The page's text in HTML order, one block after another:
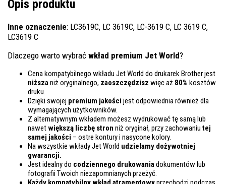
Opis produktu
Inne oznaczenie: LC3619C, LC 3619C, LC-3619 C, LC 3619 C,
LC3619 C
Dlaczego warto wybrać wkład premium Jet World?
Cena kompatybilnego wkładu Jet World do drukarek Brother jest
niższaniż oryginalnego, zaoszczędzisz więc aż 80% kosztów
druku.
Dzięki swojej premium jakości jest odpowiednia również dla
wymagających użytkowników.
Z alternatywnym wkładem możesz wydrukować tę samą lub
nawetwiększą liczbę stron niż oryginał, przy zachowaniu tej
samej jakości – ostre kontury i nasycone kolory.
Na wszystkie wkłady Jet World udzielamy dożywotniej
gwarancji.
Jest idealny do codziennego drukowaniadokumentów lub
fotografii Twoich niezapomnianych przeżyć.